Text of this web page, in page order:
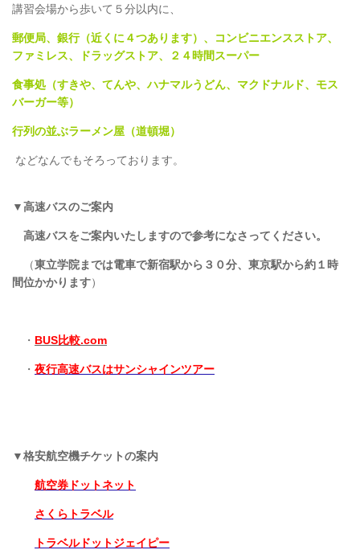
講習会場から歩いて５分以内に、
郵便局、銀行（近くに４つあります）、コンビニエンスストア、
ファミレス、ドラッグストア、２４時間スーパー
食事処（すきや、てんや、ハナマルうどん、マクドナルド、モス
バーガー等）
行列の並ぶラーメン屋（道頓堀）
などなんでもそろっております。
▼高速バスのご案内
高速バスをご案内いたしますので参考になさってください。
（東立学院までは電車で新宿駅から３０分、東京駅から約１時
間位かかります）
・ BUS比較.com
・ 夜行高速バスはサンシャインツアー
▼格安航空機チケットの案内
航空券ドットネット
さくらトラベル
トラベルドットジェイピー